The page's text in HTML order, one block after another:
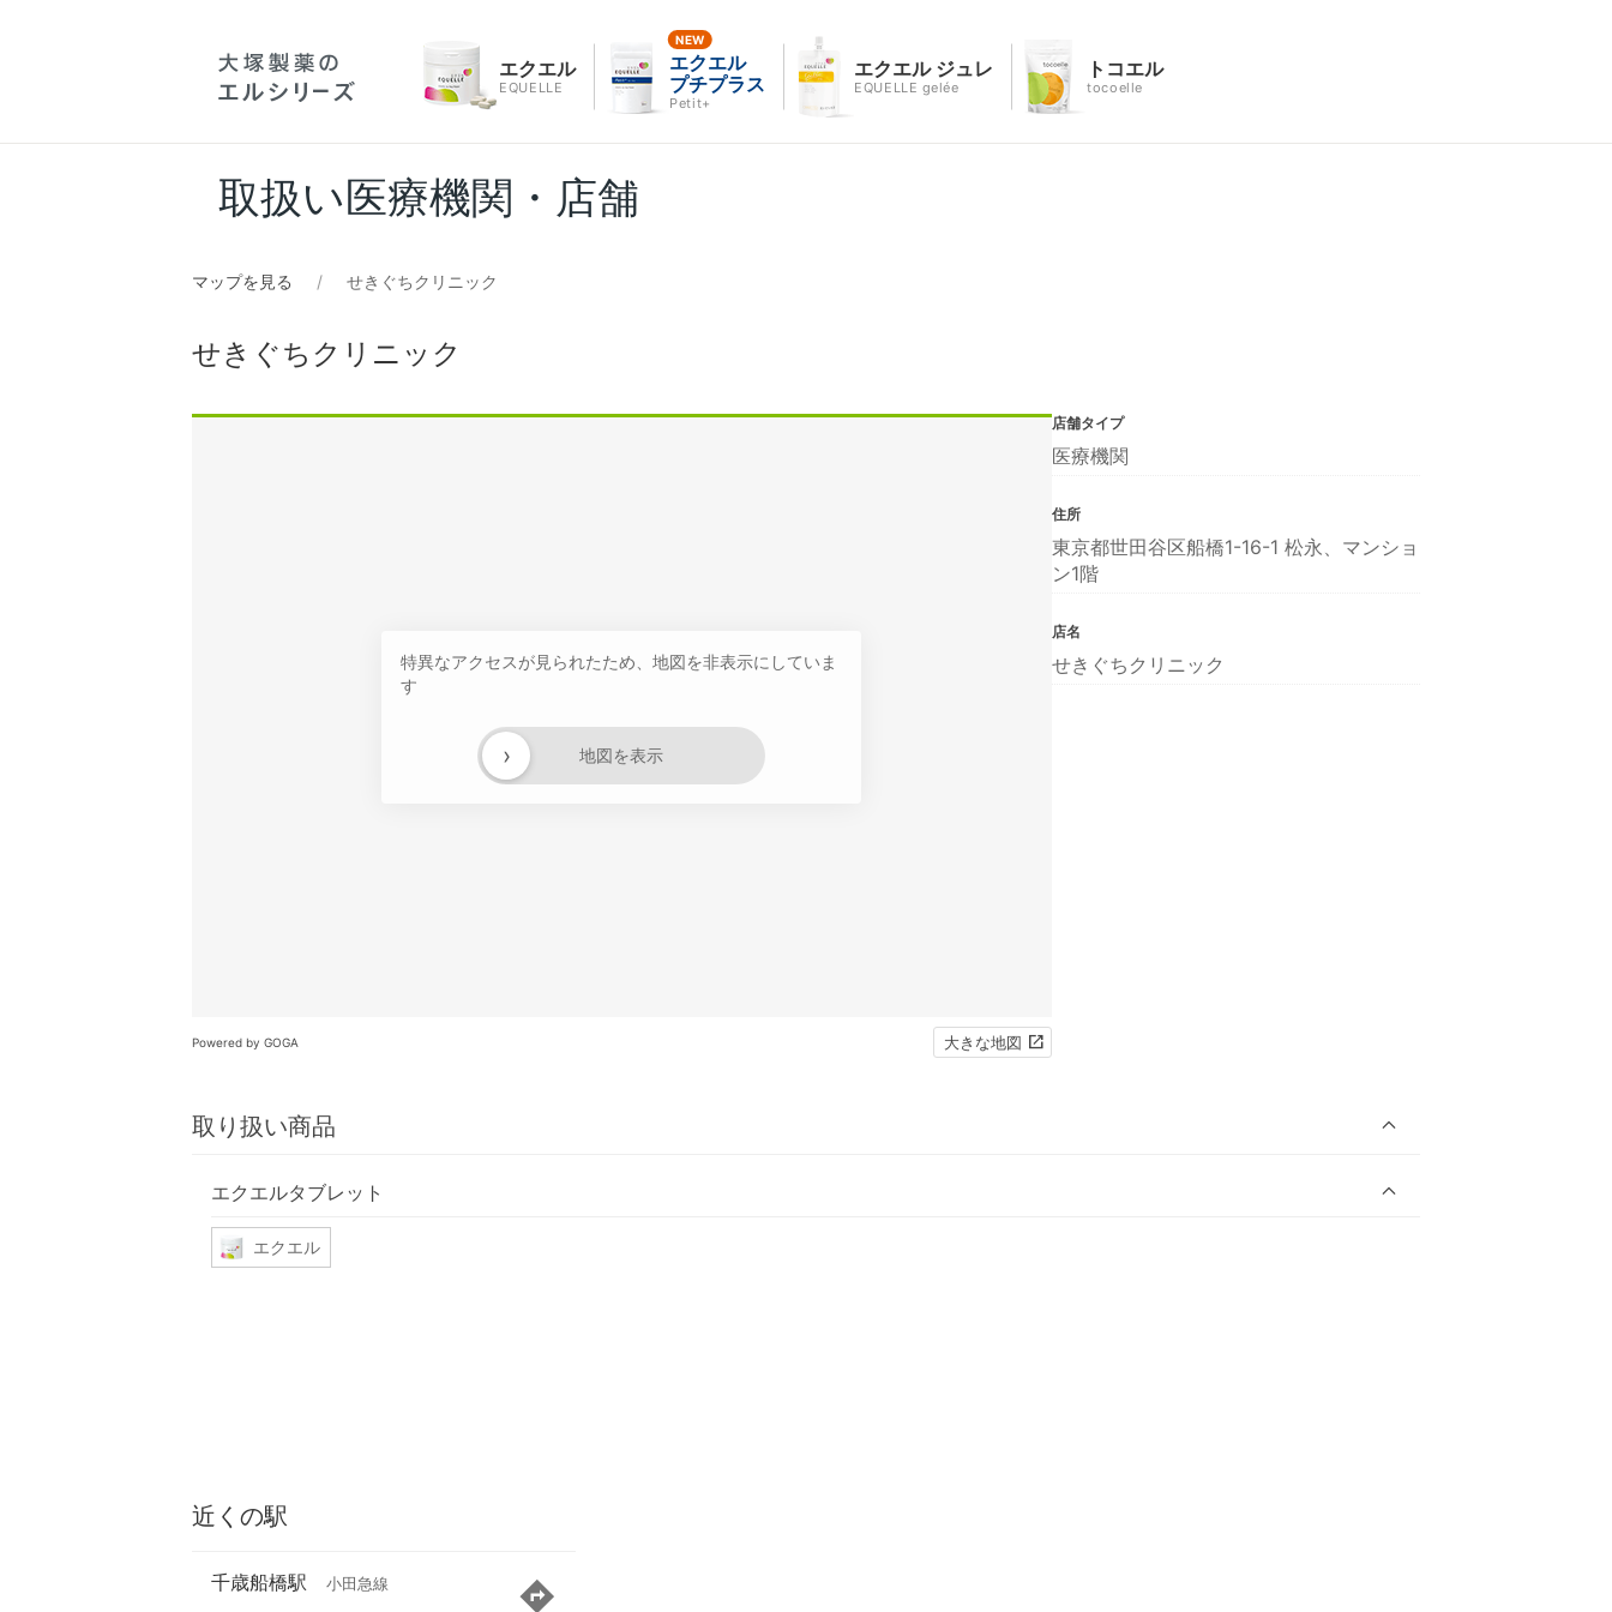
エクエル
EQUELLE
エクエル
プチプラス
Petit+
エクエル ジュレ
EQUELLE gelée
トコエル
tocoelle
取扱い医療機関・店舗
マップを見る せきぐちクリニック
せきぐちクリニック
特異なアクセスが見られたため、地図を非表示にしていま
す
地図を表示
›
Powered by GOGA 大きな地図
取り扱い商品
エクエルタブレット
エクエル
店舗タイプ
医療機関
住所
東京都世田谷区船橋1-16-1 松永、マンショ
ン1階
店名
せきぐちクリニック
近くの駅
千歳船橋駅 小田急線